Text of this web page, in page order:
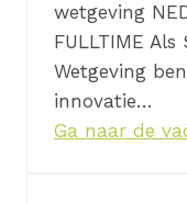
wetgeving
FULLTIME
Wetgeving
innovatie…
Ga naar de